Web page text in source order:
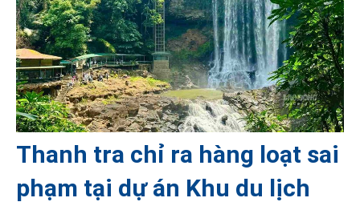
Thanh tra chỉ ra hàng loạt sai
phạm tại dự án Khu du lịch